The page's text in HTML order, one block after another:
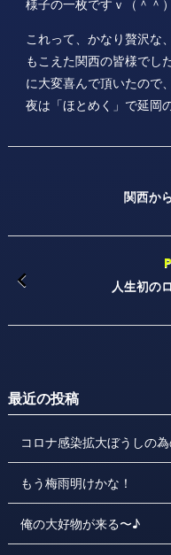
様子の一枚ですｖ（＾＾
これって、かなり贅沢な
もこえた関西の皆様でし
に大変喜んで頂いたので
夜は「ほとめく」で延岡
関西か
人生初の
最近の投稿
コロナ感染拡大ぼうしの
もう梅雨明けかな！
俺の大好物が来る〜♪